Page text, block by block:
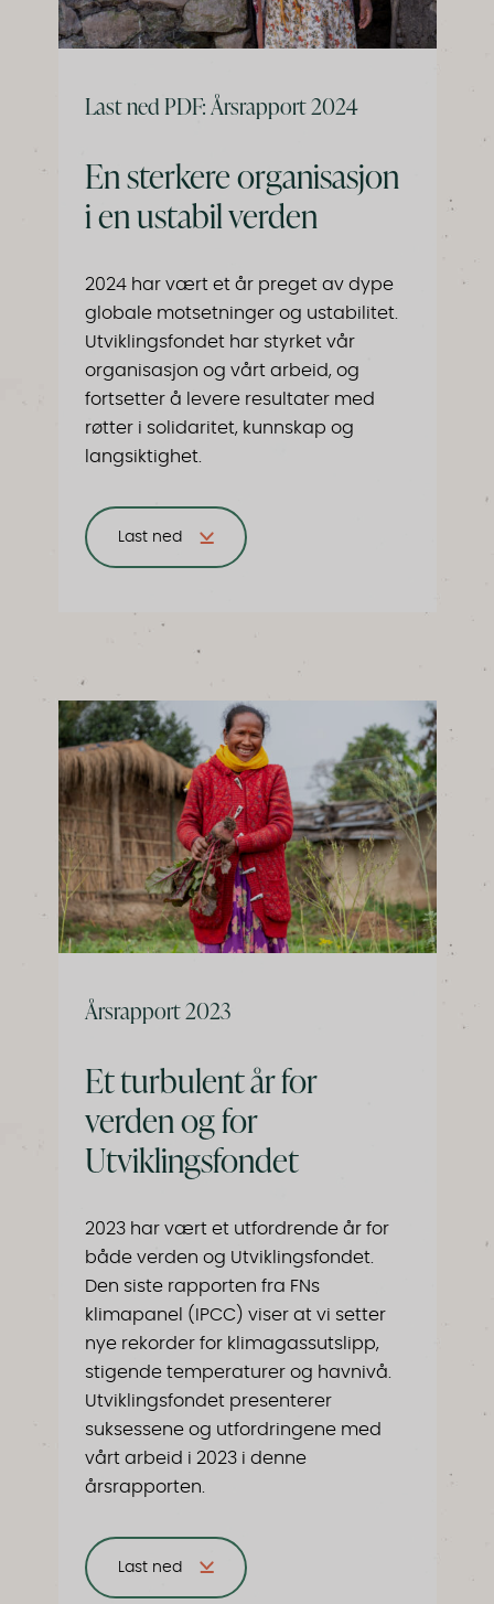
Last ned PDF: Årsrapport 2024
En sterkere organisasjon
i en ustabil verden
2024 har vært et år preget av dype
globale motsetninger og ustabilitet.
Utviklingsfondet har styrket vår
organisasjon og vårt arbeid, og
fortsetter å levere resultater med
røtter i solidaritet, kunnskap og
langsiktighet.
Last ned
Årsrapport 2023
Et turbulent år for
verden og for
Utviklingsfondet
2023 har vært et utfordrende år for
både verden og Utviklingsfondet.
Den siste rapporten fra FNs
klimapanel (IPCC) viser at vi setter
nye rekorder for klimagassutslipp,
stigende temperaturer og havnivå.
Utviklingsfondet presenterer
suksessene og utfordringene med
vårt arbeid i 2023 i denne
årsrapporten.
Last ned